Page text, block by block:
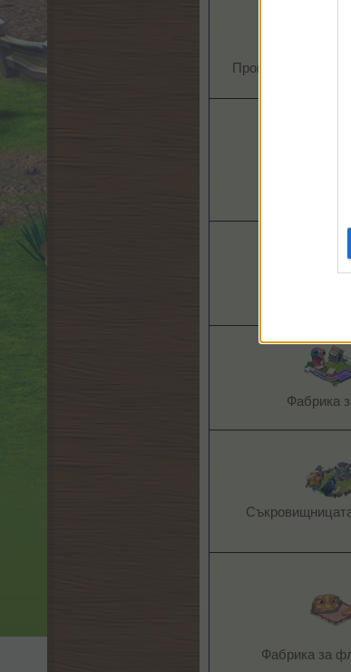
Производство на
Мандра за
Фабрика
Фабрика за